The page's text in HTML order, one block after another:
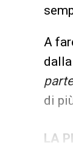
A
dalla
di
LA